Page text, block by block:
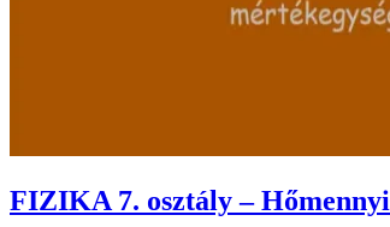
FIZIKA 7. osztály –